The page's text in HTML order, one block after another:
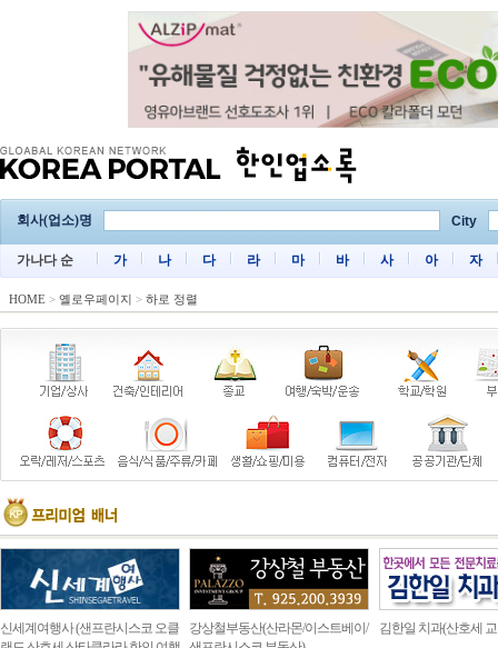
회사(업소)명 City
가나다 순 가 나 다 라 마 바 사 아 자
HOME > 옐로우페이지 > 하로 정렬
신세계여행사 (샌프란시스코 오클
강상철부동산(산라몬/이스트베이/
김한일 치과(산호세